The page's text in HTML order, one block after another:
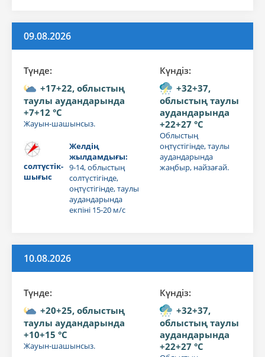
09.08.2026
Түнде:
+17+22, облыстың
таулы аудандарында
+7+12 °C
Жауын-шашынсыз.
солтүстік-
шығыс
Желдің
жылдамдығы:
9-14, облыстың
солтүстігінде,
оңтүстігінде, таулы
аудандарында
екпіні 15-20 м/с
Күндiз:
+32+37,
облыстың таулы
аудандарында
+22+27 °C
Облыстың
оңтүстігінде, таулы
аудандарында
жаңбыр, найзағай.
10.08.2026
Түнде:
+20+25, облыстың
таулы аудандарында
+10+15 °C
Жауын-шашынсыз.
Күндiз:
+32+37,
облыстың таулы
аудандарында
+22+27 °C